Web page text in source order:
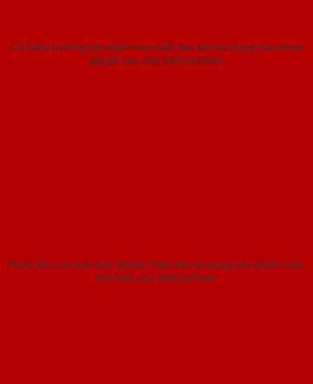
Cô hiệu trưởng lớp mầm non tuổi thơ khi sử dụng cửa nhựa
giả gỗ cao cấp SaiGonDoor
Phản hồi của anh thợ Tattoo Top5 khi sử dụng sản phẩm cửa,
nội thất của SaiGonDoor